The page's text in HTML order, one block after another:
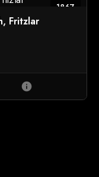
1867
Fritzlar
info